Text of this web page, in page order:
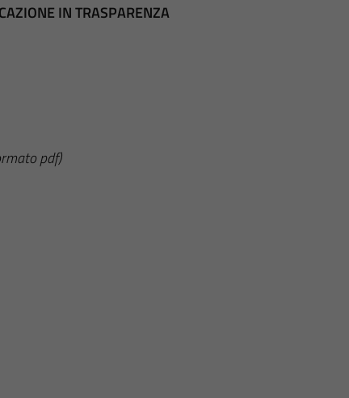
IN TRASPARENZA
pdf)